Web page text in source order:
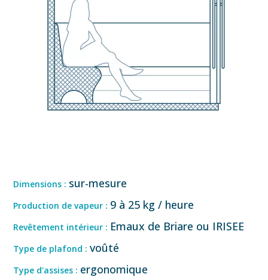
Dimensions : sur-mesure
Production de vapeur : 9 à 25 kg / heure
Revêtement intérieur : Emaux de Briare ou IRISEE
Type de plafond :voûté
Type d'assises : ergonomique